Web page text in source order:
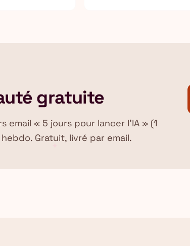
✦
gratuite
email « 5 jours pour lancer l'IA » (1
Gratuit, livré par email.